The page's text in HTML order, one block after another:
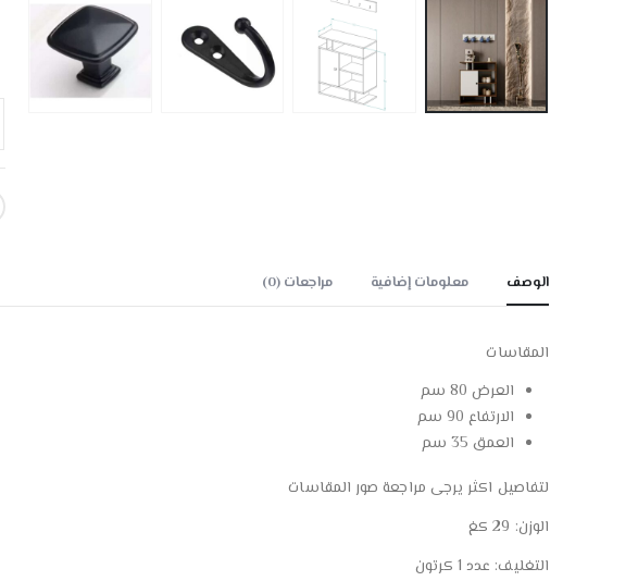
الوصف معلومات إضافية مراجعات (0)
المقاسات
العرض 80 سم
الارتفاع 90 سم
العمق 35 سم
لتفاصيل اكثر يرجى مراجعة صور المقاسات
الوزن: 29 كغ
التغليف: عدد 1 كرتون